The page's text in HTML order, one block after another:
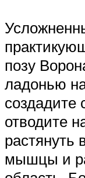
позу
ладонью
создадите
отводите
растянуть
мышцы и